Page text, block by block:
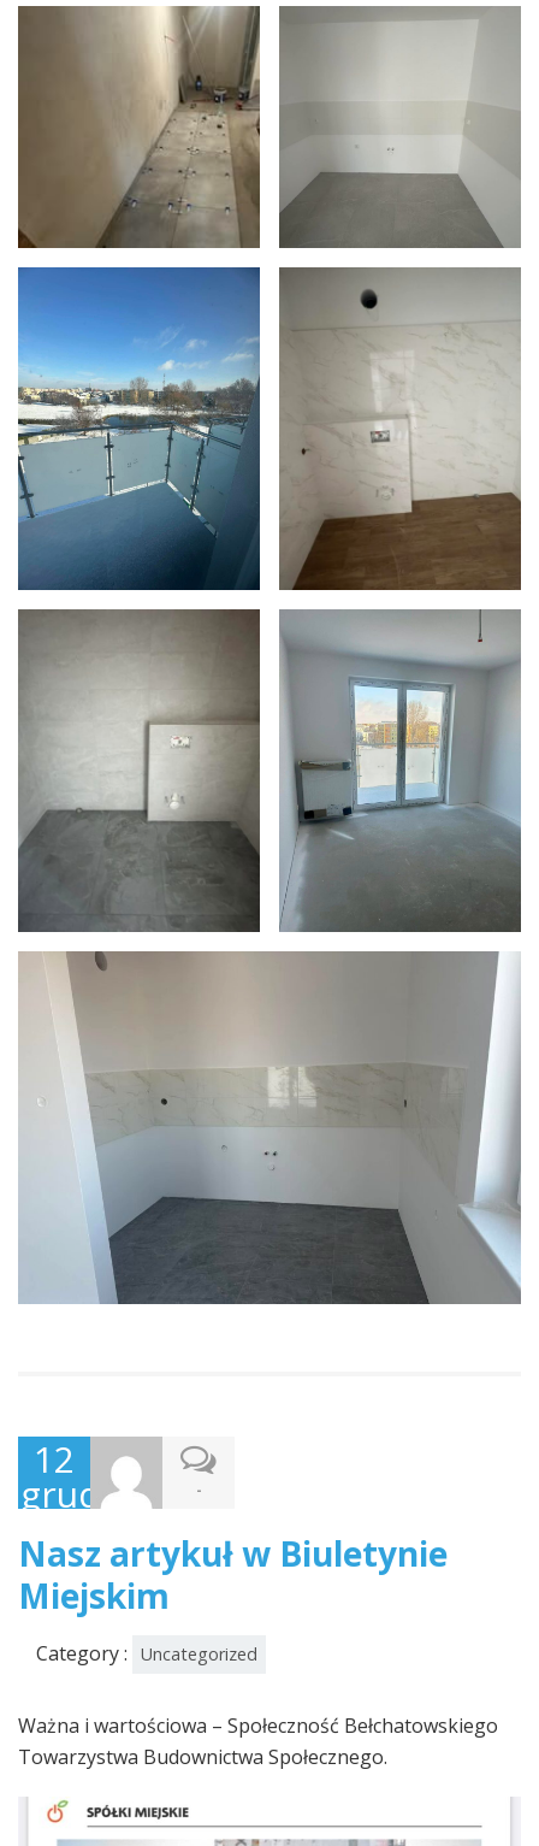
12
grudnia,
2024
-
Nasz artykuł w Biuletynie
Miejskim
Category : Uncategorized
Ważna i wartościowa – Społeczność Bełchatowskiego
Towarzystwa Budownictwa Społecznego.